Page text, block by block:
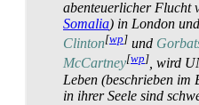
abenteuerlicher Flucht
Somalia) in London
Clinton[wp] und
McCartney[wp], wird
Leben (beschrieben im
in ihrer Seele sind